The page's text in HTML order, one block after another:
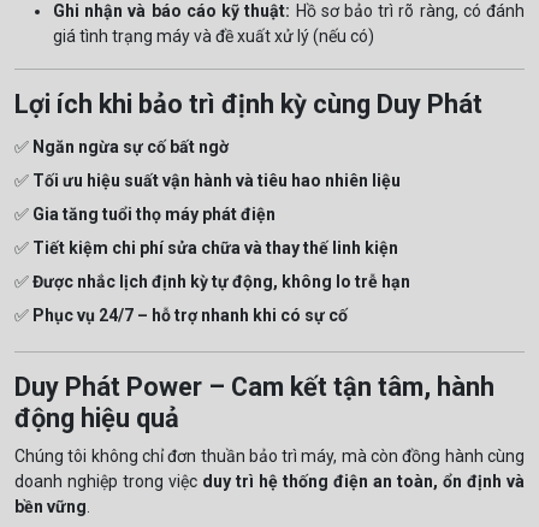
Ghi nhận và báo cáo kỹ thuật: Hồ sơ bảo trì rõ ràng, có đánh
giá tình trạng máy và đề xuất xử lý (nếu có)
Lợi ích khi bảo trì định kỳ cùng Duy Phát
✅ Ngăn ngừa sự cố bất ngờ
✅ Tối ưu hiệu suất vận hành và tiêu hao nhiên liệu
✅ Gia tăng tuổi thọ máy phát điện
✅ Tiết kiệm chi phí sửa chữa và thay thế linh kiện
✅Được nhắc lịch định kỳ tự động, không lo trễ hạn
✅ Phục vụ 24/7 – hỗ trợ nhanh khi có sự cố
Duy Phát Power – Cam kết tận tâm, hành
động hiệu quả
Chúng tôi không chỉ đơn thuần bảo trì máy, mà còn đồng hành cùng
doanh nghiệp trong việc duy trì hệ thống điện an toàn, ổn định và
bền vững